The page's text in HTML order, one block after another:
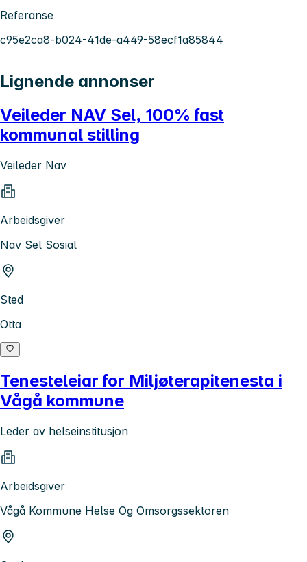
Referanse
c95e2ca8-b024-41de-a449-58ecf1a85844
Lignende annonser
Veileder NAV Sel, 100% fast
kommunal stilling
Veileder Nav
Arbeidsgiver
Nav Sel Sosial
Sted
Otta
Tenesteleiar for Miljøterapitenesta i
Vågå kommune
Leder av helseinstitusjon
Arbeidsgiver
Vågå Kommune Helse Og Omsorgssektoren